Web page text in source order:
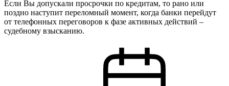
Если Вы допускали просрочки по кредитам, то рано или
поздно наступит переломный момент, когда банки перейдут
от телефонных переговоров к фазе активных действий –
судебному взысканию.